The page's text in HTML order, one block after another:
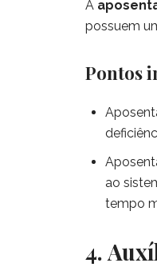
A
possuem
Pontos
ao
tempo
4.